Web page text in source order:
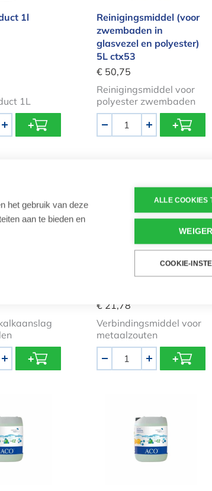
1l
1L
+
Reinigingsmiddel (voor
zwembaden in
glasvezel en polyester)
5L ctx53
€ 50,75
Reinigingsmiddel voor
polyester zwembaden
+
+
Metaal stop 5l ctx715
€ 21,78
Verbindingsmiddel voor
metaalzouten
+
het gebruik van deze
aan te bieden en
ALLE COOKIES
COOKIE-